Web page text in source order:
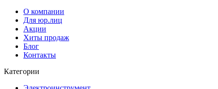
О компании
Для юр.лиц
Акции
Хиты продаж
Блог
Контакты
Категории